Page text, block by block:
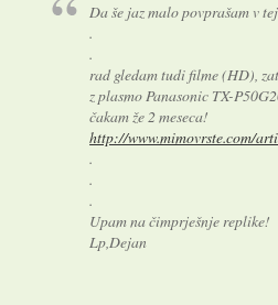
Da še jaz malo povprašam v
.
.
rad gledam tudi filme (HD),
z plasmo Panasonic TX-
čakam že 2 meseca!
http://www.mimovrste.com/
.
.
.
Upam na čimprješnje replike!
Lp,Dejan